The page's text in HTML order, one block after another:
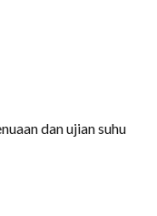
dan ujian suhu